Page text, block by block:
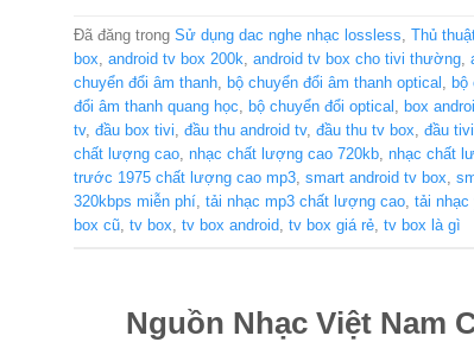
Đã đăng trong Sử dụng dac nghe nhạc lossless, Thủ
box, android tv box 200k, android tv box cho tivi thường,
chuyển đổi âm thanh, bộ chuyển đổi âm thanh optical , bộ
đổi âm thanh quang học, bộ chuyển đổi optical , box
tv, đầu box tivi, đầu thu android tv, đầu thu tv box, đầu
chất lượng cao, nhạc chất lượng cao 720kb, nhạc chất
trước 1975 chất lượng cao mp3, smart android tv box,
320kbps miễn phí, tải nhạc mp3 chất lượng cao, tải
box cũ, tv box, tv box android, tv box giá rẻ, tv box là gì
Nguồn Nhạc Việt Nam